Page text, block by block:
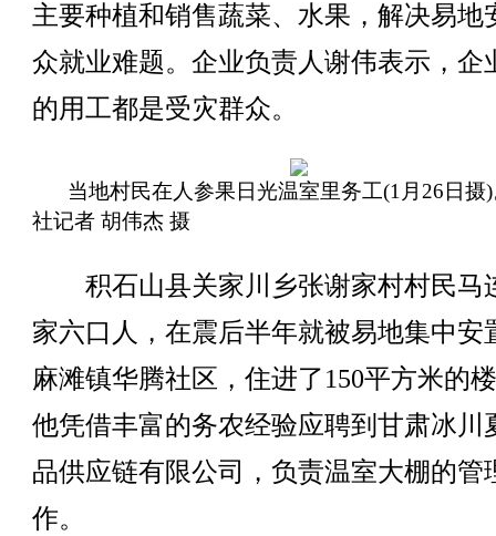
主要种植和销售蔬菜、水果，解决易地
众就业难题。企业负责人谢伟表示，企
的用工都是受灾群众。
当地村民在人参果日光温室里务工(1月26日摄
社记者 胡伟杰 摄
积石山县关家川乡张谢家村村民马
家六口人，在震后半年就被易地集中安
麻滩镇华腾社区，住进了150平方米的
他凭借丰富的务农经验应聘到甘肃冰川
品供应链有限公司，负责温室大棚的管
作。